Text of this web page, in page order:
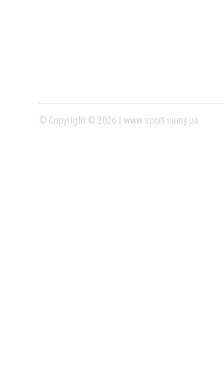
© Copyright © 2026 | www.sport.sumy.ua